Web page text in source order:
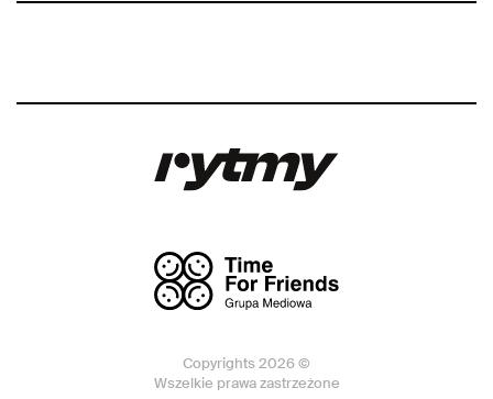
Copyrights 2026 ©
Wszelkie prawa zastrzeżone